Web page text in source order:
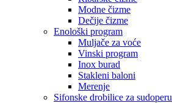
Modne čizme
Dečije čizme
Enološki program
Muljače za voće
Vinski program
Inox burad
Stakleni baloni
Merenje
Sifonske drobilice za sudoperu